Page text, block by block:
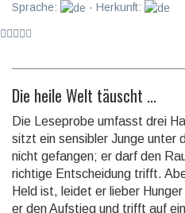
Sprache:
· Herkunft:
Die heile Welt täuscht ...
Die Leseprobe umfasst drei
sitzt ein sensibler Junge unter
nicht gefangen; er darf den
richtige Entscheidung trifft.
Held ist, leidet er lieber
er den Aufstieg und trifft auf